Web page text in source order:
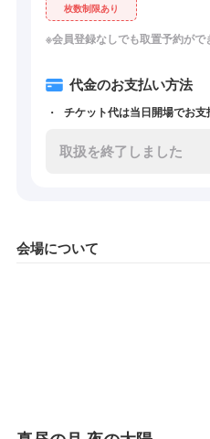
枚数制限あり
※会員登録なしでも取置予約がで
代金のお支払い方法
チケット代は当日開場でお支
取扱を終了しました
会場について